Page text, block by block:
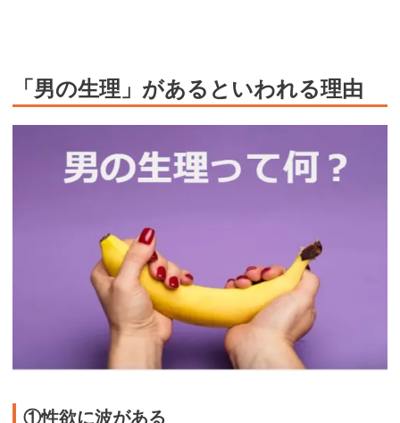
「男の生理」があるといわれる理由
①性欲に波がある